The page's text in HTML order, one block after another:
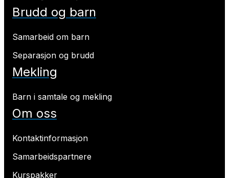
Brudd og barn
Samarbeid om barn
Separasjon og brudd
Mekling
Barn i samtale og mekling
Om oss
Kontaktinformasjon
Samarbeidspartnere
Kurspakker